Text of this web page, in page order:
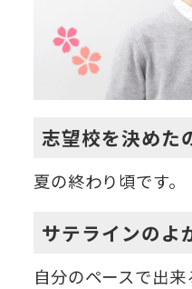
志望校を決めた
夏の終わり頃です。
サテラインのよ
自分のペースで出来